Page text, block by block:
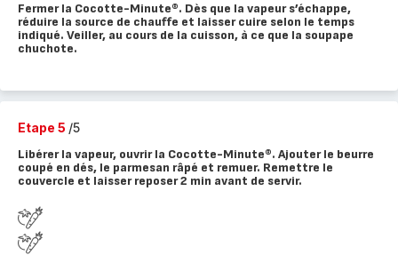
Fermer la Cocotte-Minute®. Dès que la vapeur s’échappe,
réduire la source de chauffe et laisser cuire selon le temps
indiqué. Veiller, au cours de la cuisson, à ce que la soupape
chuchote.
Etape 5 /5
Libérer la vapeur, ouvrir la Cocotte-Minute®. Ajouter le beurre
coupé en dés, le parmesan râpé et remuer. Remettre le
couvercle et laisser reposer 2 min avant de servir.